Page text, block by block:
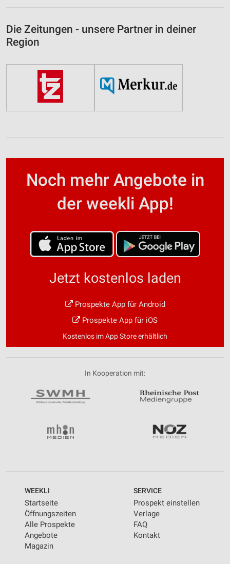
Die Zeitungen - unsere Partner in deiner
Region
Noch mehr Angebote in
der weekli App!
Jetzt kostenlos laden
Prospekte App für Android
Prospekte App für iOS
Kostenlos im App Store erhältlich
In Kooperation mit:
WEEKLI
Startseite
Öffnungszeiten
Alle Prospekte
Angebote
Magazin
SERVICE
Prospekt einstellen
Verlage
FAQ
Kontakt